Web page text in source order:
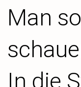
Man
In die